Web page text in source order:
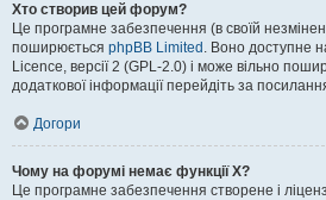
Хто створив цей форум?
Це програмне забезпечення (в своїй
поширюється phpBB Limited . Воно доступне
Licence, версії 2 (GPL-2.0) і може вільно
додаткової інформації перейдіть за
Догори
Чому на форумі немає функції X?
Це програмне забезпечення створене і